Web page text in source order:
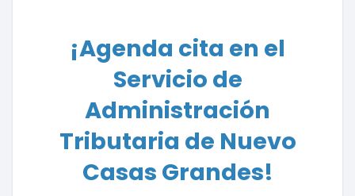
¡Agenda cita en el
Servicio de
Administración
Tributaria de Nuevo
Casas Grandes!